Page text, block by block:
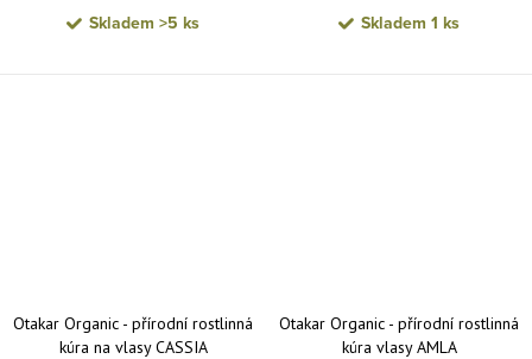
Skladem >5 ks Skladem 1 ks
Otakar Organic - přírodní rostlinná
kúra na vlasy CASSIA
Otakar Organic - přírodní rostlinná
kúra vlasy AMLA